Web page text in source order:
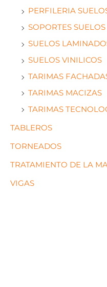
PERFILERIA
SOPORTES SUELOS
SUELOS
SUELOS VINILICOS
TARIMAS
TARIMAS MACIZAS
TARIMAS
TABLEROS
TORNEADOS
TRATAMIENTO DE LA
VIGAS